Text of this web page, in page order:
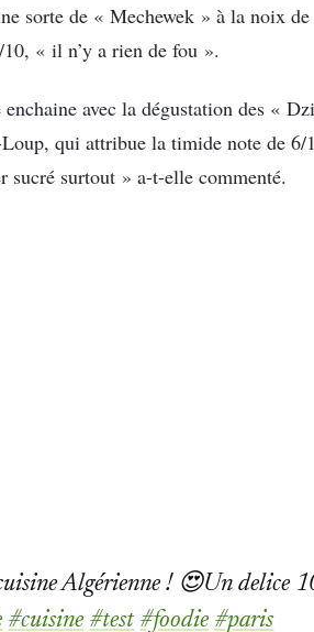
sorte de « Mechewek » à la noix de
« il n’y a rien de fou ».
avec la dégustation des «
qui attribue la timide note de 6/
sucré surtout » a-t-elle commenté.
Algérienne ! 😍Un delice
#cuisine #test #foodie #paris